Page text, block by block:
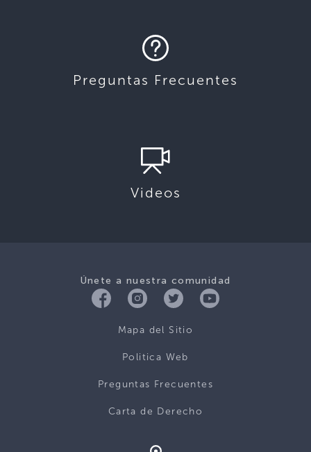
Preguntas Frecuentes
Videos
Únete a nuestra comunidad
Mapa del Sitio
Politica Web
Preguntas Frecuentes
Carta de Derecho